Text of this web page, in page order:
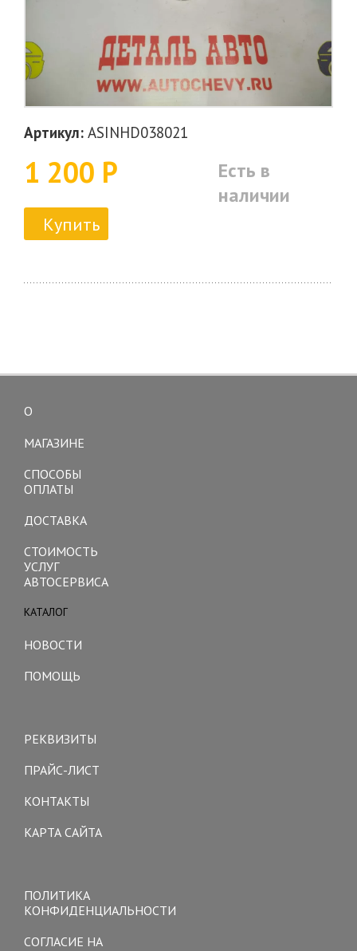
Артикул: ASINHD038021
1 200 Р
Есть в
наличии
Купить
О
МАГАЗИНЕ
СПОСОБЫ
ОПЛАТЫ
ДОСТАВКА
СТОИМОСТЬ
УСЛУГ
АВТОСЕРВИСА
КАТАЛОГ
НОВОСТИ
ПОМОЩЬ
РЕКВИЗИТЫ
ПРАЙС-ЛИСТ
КОНТАКТЫ
КАРТА САЙТА
ПОЛИТИКА
КОНФИДЕНЦИАЛЬНОСТИ
СОГЛАСИЕ НА